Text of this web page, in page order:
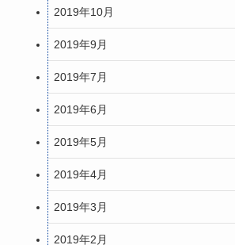
2019年10月
2019年9月
2019年7月
2019年6月
2019年5月
2019年4月
2019年3月
2019年2月